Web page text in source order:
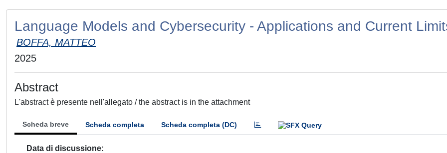
Language Models and Cybersecurity - Applications and Current
BOFFA, MATTEO
2025
Abstract
L'abstract è presente nell'allegato / the abstract is in the attachment
Scheda breve Scheda completa Scheda completa (DC)
Data di discussione